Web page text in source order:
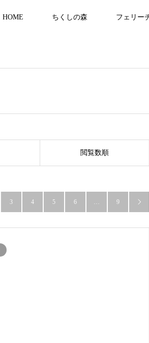
HOME ちくしの森 フェリー
閲覧数順
3 4 5 6 … 9 